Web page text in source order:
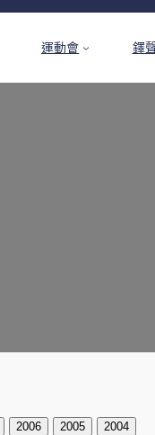
運動會 鐸
2006 2005 2004